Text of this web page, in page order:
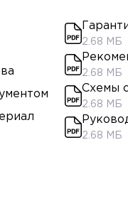
2.68 МБ
2.68 МБ
Схемы
2.68 МБ
2.68 МБ